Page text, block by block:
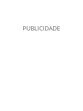
PUBLICIDADE